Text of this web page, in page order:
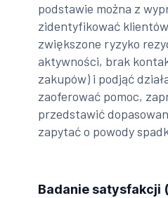
podstawie można z
zidentyfikować
zwiększone ryzyko
aktywności, brak
zakupów) i podjąć
zaoferować pomoc,
przedstawić
zapytać o powody
Badanie satysfakcji